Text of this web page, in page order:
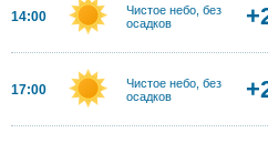
14:00
Чистое небо, без
осадков
17:00
Чистое небо, без
осадков